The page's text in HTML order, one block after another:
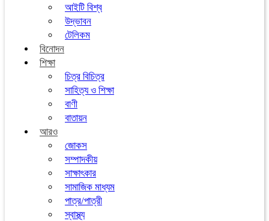
আইটি বিশ্ব
উদ্ভাবন
টেলিকম
বিনোদন
শিক্ষা
চিত্র বিচিত্র
সাহিত্য ও শিক্ষা
বাণী
বাতায়ন
আরও
জোকস
সম্পাদকীয়
সাক্ষাৎকার
সামাজিক মাধ্যম
পাত্র/পাত্রী
স্বাস্থ্য